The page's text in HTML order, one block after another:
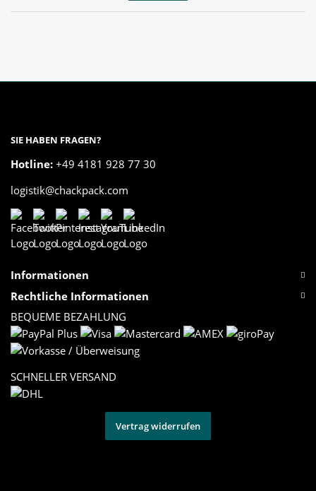
SIE HABEN FRAGEN?
Hotline: +49 4181 928 77 30
logistik@chackpack.com
Informationen
Rechtliche Informationen
BEQUEME BEZAHLUNG
SCHNELLER VERSAND
Vertrag widerrufen